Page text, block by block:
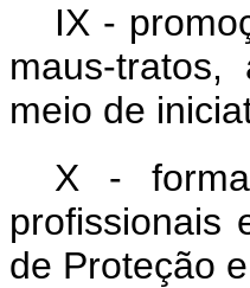
IX -
maus-
meio de
X -
profissionais
de Proteção